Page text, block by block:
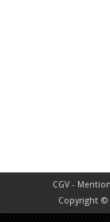
CGV -
Copyright ©